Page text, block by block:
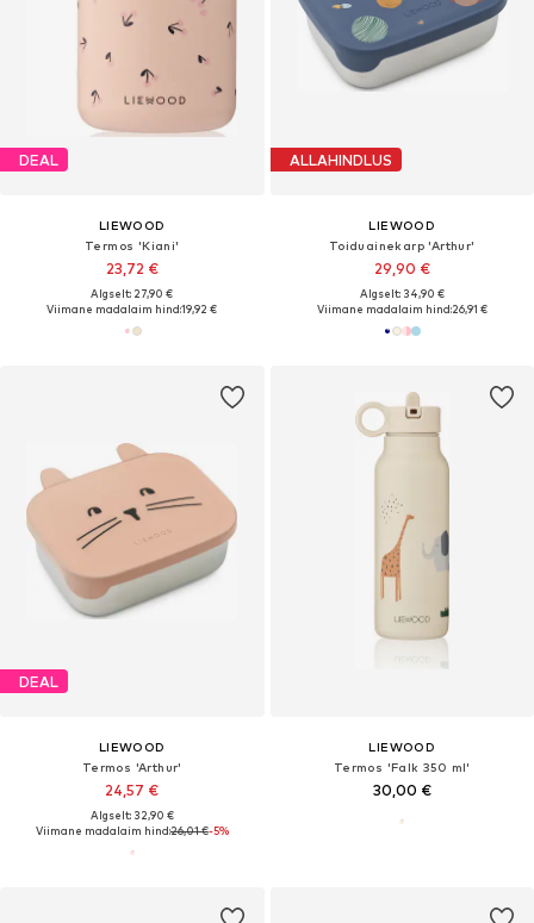
DEAL
LIEWOOD
Termos 'Kiani'
23,72 €
Algselt: 27,90 €
Viimane madalaim hind:19,92 €
ALLAHINDLUS
LIEWOOD
Toiduainekarp 'Arthur'
29,90 €
Algselt: 34,90 €
Viimane madalaim hind:26,91 €
DEAL
LIEWOOD
Termos 'Arthur'
24,57 €
Algselt: 32,90 €
Viimane madalaim hind:26,01 €-5%
LIEWOOD
Termos 'Falk 350 ml'
30,00 €